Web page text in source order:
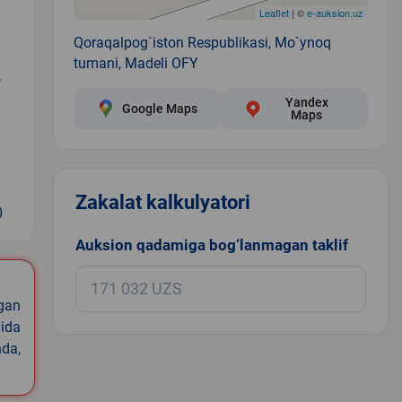
Leaflet| ©e-auksion.uz
Qoraqalpog`iston Respublikasi, Mo`ynoq
tumani, Madeli OFY
Google Maps
Yandex
Maps
Zakalat kalkulyatori
Auksion qadamiga bog‘lanmagan taklif